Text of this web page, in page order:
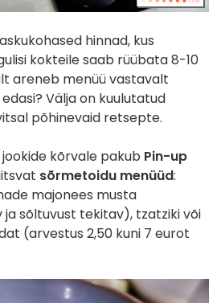
hinnad, kus
kokteile saab rüübata 8-10
areneb menüü vastavalt
Välja on kuulutatud
põhinevaid retsepte.
kõrvale pakub Pin-up
sõrmetoidu menüüd:
majonees musta
ja sõltuvust tekitav), tzatziki või
(arvestus 2,50 kuni 7 eurot